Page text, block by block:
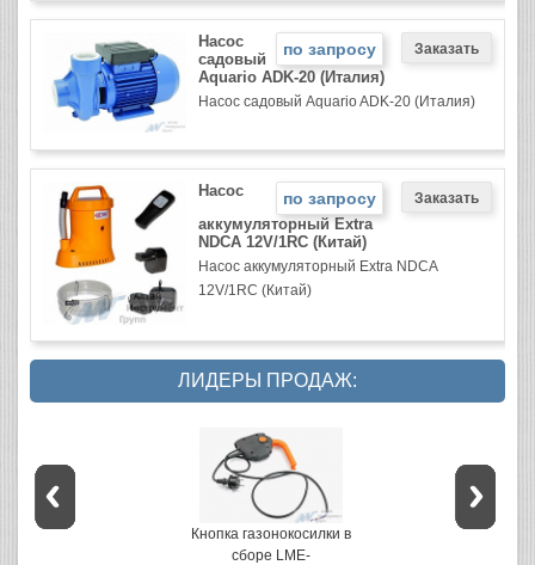
по запросу
Насос
садовый
Aquario ADK-20 (Италия)
Насос садовый Aquario ADK-20 (Италия)
по запросу
Насос
аккумуляторный Extra
NDCA 12V/1RC (Китай)
Насос аккумуляторный Extra NDCA
12V/1RC (Китай)
ЛИДЕРЫ ПРОДАЖ:
Кнопка газонокосилки в
сборе LME-